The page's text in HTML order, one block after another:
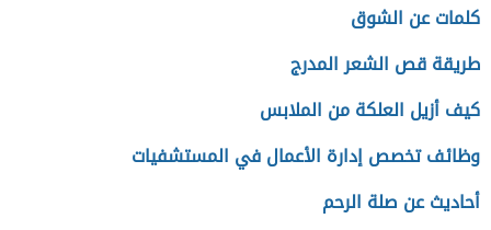
كلمات عن الشوق
طريقة قص الشعر المدرج
كيف أزيل العلكة من الملابس
وظائف تخصص إدارة الأعمال في المستشفيات
أحاديث عن صلة الرحم